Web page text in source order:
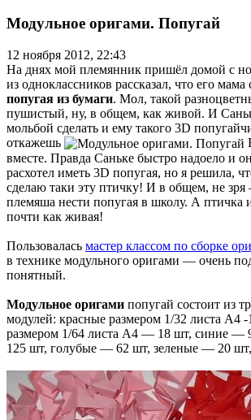
Модульное оригами. Попугай
12 ноября 2012, 22:43
На днях мой племянник пришёл домой с
из одноклассников рассказал, что его мама
попугая из бумаги. Мол, такой
пушистый, ну, в общем, как живой. И
мольбой сделать и ему такого 3D
откажешь
вместе. Правда Саньке быстро надоело и
расхотел иметь 3D попугая, но я решила,
сделаю таки эту птичку! И в общем, не зря
племяша нести попугая в школу. А птичка
почти как живая!
Пользовалась мастер классом по сборке
в технике модульного оригами — очень
понятный.
Модульное оригами попугай состоит из
модулей: красные размером 1/32 листа А4
размером 1/64 листа А4 — 18 шт, синие —
125 шт, голубые — 62 шт, зеленые — 20